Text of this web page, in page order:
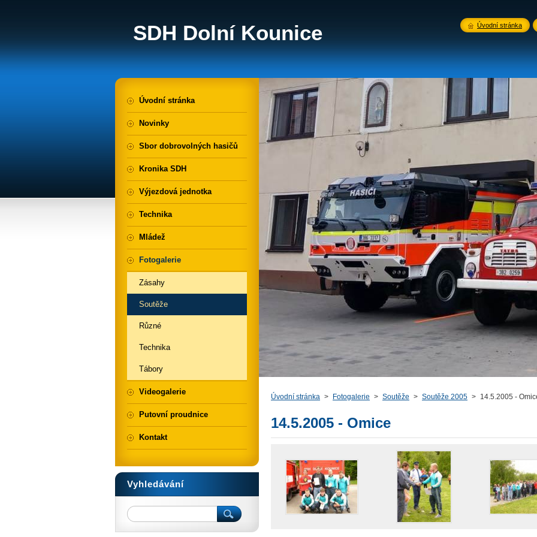
SDH Dolní Kounice
Úvodní stránka > Fotogalerie > Soutěže > Soutěže 2005 > 14.5.2005 -
14.5.2005 - Omice
Úvodní stránka
Novinky
Sbor dobrovolných hasičů
Kronika SDH
Výjezdová jednotka
Technika
Mládež
Fotogalerie
Zásahy
Soutěže
Různé
Technika
Tábory
Videogalerie
Putovní proudnice
Kontakt
Vyhledávání
Úvodní stránka